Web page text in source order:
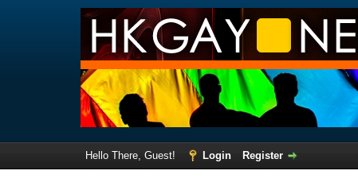
Hello There, Guest! Login
Register